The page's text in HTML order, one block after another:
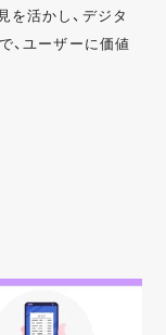
を活かし、デジタ
、ユーザーに価値